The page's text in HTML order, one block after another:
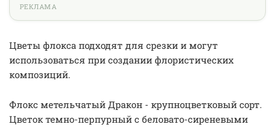
РЕКЛАМА
Цветы флокса подходят для срезки и могут
использоваться при создании флористических
композиций.
Флокс метельчатый Дракон - крупноцветковый сорт.
Цветок темно-перпурный с беловато-сиреневыми